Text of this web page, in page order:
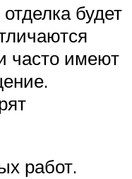
будет
часто имеют
работ.